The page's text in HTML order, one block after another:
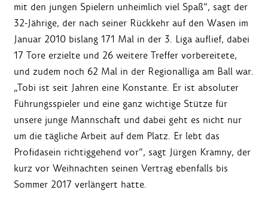
mit den jungen Spielern unheimlich viel Spaß“, sagt der
32-Jährige, der nach seiner Rückkehr auf den Wasen im
Januar 2010 bislang 171 Mal in der 3. Liga auflief, dabei
17 Tore erzielte und 26 weitere Treffer vorbereitete,
und zudem noch 62 Mal in der Regionalliga am Ball war.
„Tobi ist seit Jahren eine Konstante. Er ist absoluter
Führungsspieler und eine ganz wichtige Stütze für
unsere junge Mannschaft und dabei geht es nicht nur
um die tägliche Arbeit auf dem Platz. Er lebt das
Profidasein richtiggehend vor“, sagt Jürgen Kramny, der
kurz vor Weihnachten seinen Vertrag ebenfalls bis
Sommer 2017 verlängert hatte.